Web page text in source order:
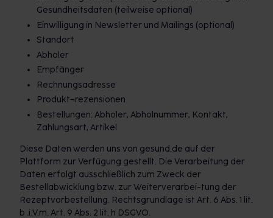
Gesundheitsdaten (teilweise optional)
Einwilligung in Newsletter und Mailings (optional)
Standort
Abholer
Empfänger
Rechnungsadresse
Produkt¬rezensionen
Bestellungen: Abholer, Abholnummer, Kontakt,
Zahlungsart, Artikel
Diese Daten werden uns von gesund.de auf der
Plattform zur Verfügung gestellt. Die Verarbeitung der
Daten erfolgt ausschließlich zum Zweck der
Bestellabwicklung bzw. zur Weiterverarbei-tung der
Rezeptvorbestellung. Rechtsgrundlage ist Art. 6 Abs. 1 lit.
b .i.V.m. Art. 9 Abs. 2 lit. h DSGVO.